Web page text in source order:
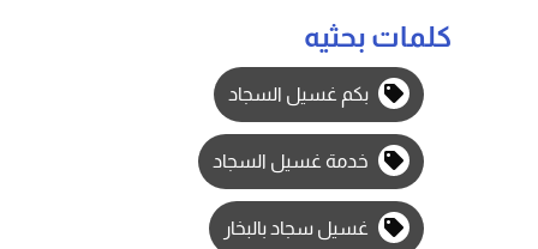
كلمات بحثيه
بكم غسيل السجاد
خدمة غسيل السجاد
غسيل سجاد بالبخار